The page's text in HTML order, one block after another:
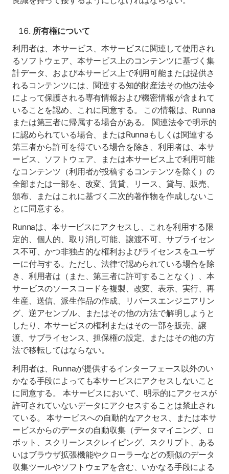
所有権について
利用者は、本サービス、本サービスに関連して使用され
るソフトウェア、本サービス上のコンテンツに基づく集
計データ、および本サービス上で利用可能または提供さ
れるコンテンツには、関連する知的財産法その他の法令
によって保護される専有情報および機密情報が含まれて
いることを認め、これに同意する。 この情報は、Runna
または第三者に帰属する場合がある。 関連法令で明示的
に認められている場合、またはRunnaもしくは関連する
第三者から許可を得ている場合を除き、利用者は、本サ
ービス、ソフトウェア、または本サービス上で利用可能
なコンテンツ（利用者が投稿するコンテンツを除く）の
全部または一部を、改変、賃貸、リース、貸与、販売、
頒布、またはこれに基づく二次的著作物を作成しないこ
とに同意する。
Runnaは、本サービスにアクセスし、これを利用する限
定的、個人的、取り消し可能、譲渡不可、サブライセン
ス不可、かつ非独占的な権利およびライセンスをユーザ
ーに付与する。ただし、法律で認められている場合を除
き、利用者は（また、第三者に許可することなく）、本
サービスのソースコードを複製、改変、表示、実行、再
生産、送信、派生作品の作成、リバースエンジニアリン
グ、逆アセンブル、またはその他の方法で解明しようと
したり、本サービスの権利またはその一部を販売、譲
渡、サブライセンス、担保権の設定、またはその他の方
法で移転してはならない。
利用者は、Runnaが提供するインターフェース以外のい
かなる手段によっても本サービスにアクセスしないこと
に同意する。 本サービスにおいて、明示的にアクセスが
許可されていないデータにアクセスすることは禁止され
ている。 本サービスへの自動的なアクセス、または本サ
ービスからのデータの自動収集（データマイニング、ロ
ボット、スクリーンスクレイピング、スクリプト、ある
いはブラウザ拡張機能やクローラーなどの類似のデータ
収集ツールやソフトウェアを含む、いかなる手段による